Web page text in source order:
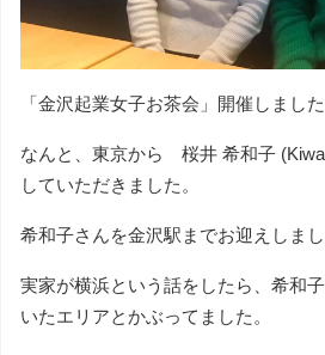
「金沢起業女子お茶会」開催しました
なんと、東京から 桜井 希和子
していただきました。
希和子さんを金沢駅までお迎えしまし
実家が横浜という話をしたら、希和
いたエリアとかぶってました。